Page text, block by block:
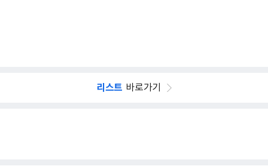
리스트 바로가기